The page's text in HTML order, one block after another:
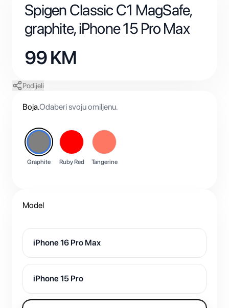
Spigen Classic C1 MagSafe,
graphite, iPhone 15 Pro Max
99KM
Podijeli
Boja.Odaberi svoju omiljenu.
Graphite Ruby Red Tangerine
Model
iPhone 16 Pro Max
iPhone 15 Pro